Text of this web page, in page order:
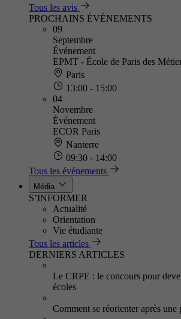
Tous les avis
PROCHAINS ÉVÈNEMENTS
09
Septembre
Événement
EPMT - École de Paris des
Paris
13:00 - 15:00
04
Novembre
Événement
ECOR Paris
Nanterre
09:30 - 14:00
Tous les événements
Média
S’INFORMER
Actualité
Orientation
Vie étudiante
Tous les articles
DERNIERS ARTICLES
Le CRPE : le concours pour
écoles
Comment se réorienter après une